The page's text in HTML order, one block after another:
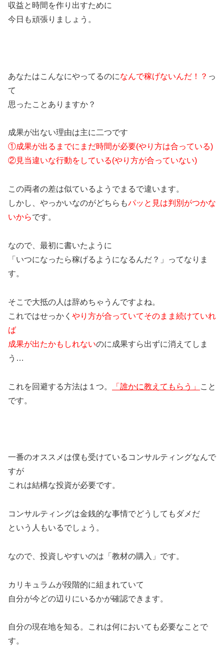
収益と時間を作り出すために
今日も頑張りましょう。
あなたはこんなにやってるのになんで稼げないんだ！？ っ
て
思ったことありますか？
成果が出ない理由は主に二つです
①成果が出るまでにまだ時間が必要(やり方は合っている)
②見当違いな行動をしている(やり方が合っていない)
この両者の差は似ているようでまるで違います。
しかし、やっかいなのがどちらもパッと見は判別がつかな
いからです。
なので、最初に書いたように
「いつになったら稼げるようになるんだ？」ってなりま
す。
そこで大抵の人は辞めちゃうんですよね。
これではせっかく やり方が合っていてそのまま続けていれ
ば
成果が出たかもしれないのに成果すら出ずに消えてしま
う…
これを回避する方法は１つ。 「誰かに教えてもらう」
こと
です。
一番のオススメは僕も受けているコンサルティングなんで
すが
これは結構な投資が必要です。
コンサルティングは金銭的な事情でどうしてもダメだ
という人もいるでしょう。
なので、投資しやすいのは「教材の購入」です。
カリキュラムが段階的に組まれていて
自分が今どの辺りにいるかが確認できます。
自分の現在地を知る。これは何においても必要なことで
す。